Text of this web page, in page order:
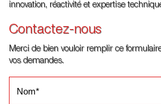
innovation, réactivité et expertise
Contactez-nous
Merci de bien vouloir remplir ce
vos demandes.